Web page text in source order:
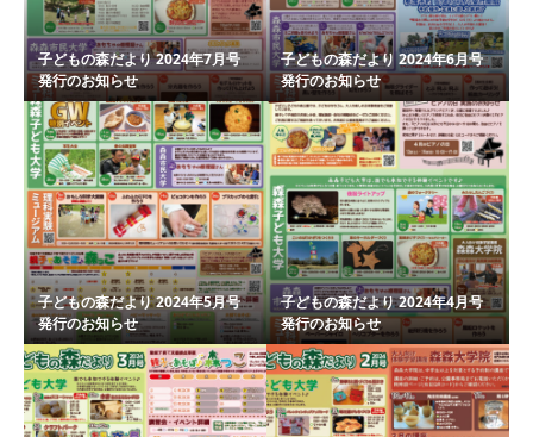
子どもの森だより 2024年7月号
発行のお知らせ
子どもの森だより 2024年6月号
発行のお知らせ
子どもの森だより 2024年5月号
発行のお知らせ
子どもの森だより 2024年4月号
発行のお知らせ